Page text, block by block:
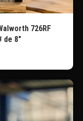
726RF
de 8″